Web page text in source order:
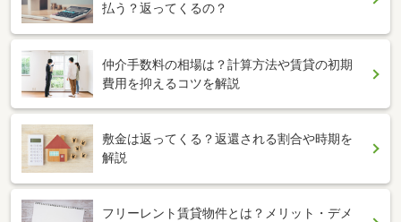
払う？返ってくるの？
仲介手数料の相場は？計算方法や賃貸の初期
費用を抑えるコツを解説
敷金は返ってくる？返還される割合や時期を
解説
フリーレント賃貸物件とは？メリット・デメ